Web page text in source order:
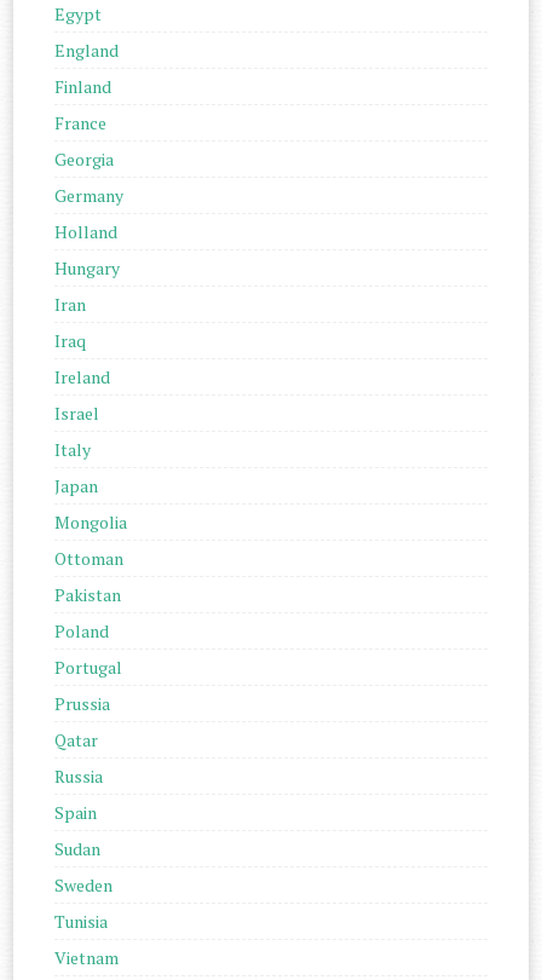
Egypt
England
Finland
France
Georgia
Germany
Holland
Hungary
Iran
Iraq
Ireland
Israel
Italy
Japan
Mongolia
Ottoman
Pakistan
Poland
Portugal
Prussia
Qatar
Russia
Spain
Sudan
Sweden
Tunisia
Vietnam